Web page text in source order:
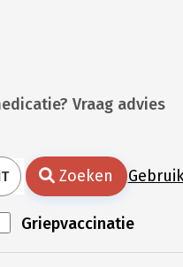
Vraag advies
Zoeken
Griepvaccinatie